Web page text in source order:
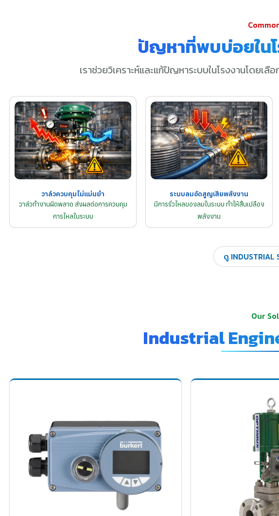
ปัญหาที่พบบ่อยใน
เราช่วยวิเคราะห์และแก้ปัญหาระบบในโรงงานโดยเ
วาล์วควบคุมไม่แม่นยำ
วาล์วทำงานผิดพลาด ส่งผลต่อการควบคุม
การไหลในระบบ
ระบบลมอัดสูญเสียพลังงาน
มีการรั่วไหลของลมในระบบ ทำให้สิ้นเปลือง
พลังงาน
ดู INDUSTRIAL
Our
Industrial